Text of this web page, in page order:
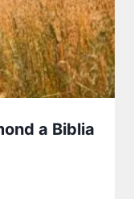
a Biblia